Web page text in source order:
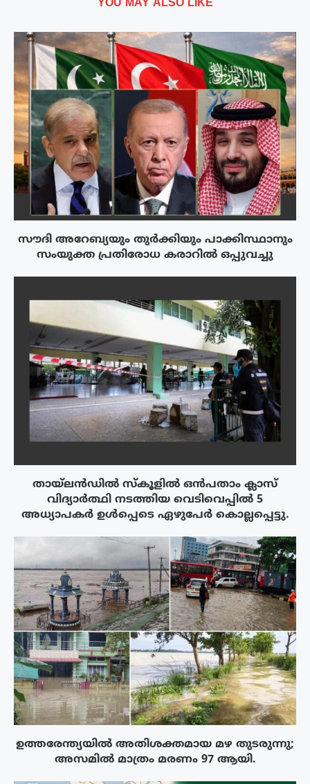
YOU MAY ALSO LIKE
സൗദി അറേബ്യയും തുർക്കിയും പാക്കിസ്ഥാനും
സംയുക്ത പ്രതിരോധ കരാറിൽ ഒപ്പുവച്ചു
തായ്‌ലൻഡിൽ സ്കൂളിൽ ഒൻപതാം ക്ലാസ്
വിദ്യാർത്ഥി നടത്തിയ വെടിവെപ്പിൽ 5
അധ്യാപകർ ഉൾപ്പെടെ ഏഴുപേർ കൊല്ലപ്പെട്ടു.
ഉത്തരേന്ത്യയിൽ അതിശക്തമായ മഴ തുടരുന്നു;
അസമിൽ മാത്രം മരണം 97 ആയി.